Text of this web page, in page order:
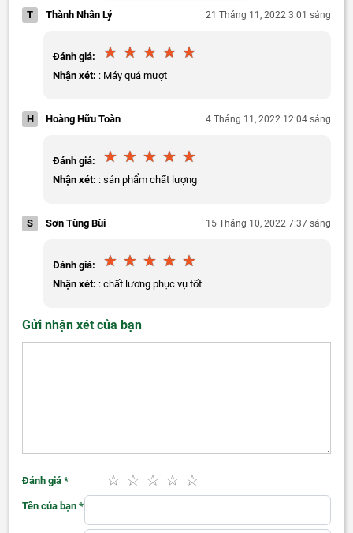
T Thành Nhân Lý 21 Tháng 11, 2022 3:01 sáng
Đánh giá:
Nhận xét: : Máy quá mượt
H Hoàng Hữu Toàn 4 Tháng 11, 2022 12:04 sáng
Đánh giá:
Nhận xét: : sản phẩm chất lượng
S Sơn Tùng Bùi 15 Tháng 10, 2022 7:37 sáng
Đánh giá:
Nhận xét: : chất lương phục vụ tốt
Gửi nhận xét của bạn
Đánh giá *
Tên của bạn *